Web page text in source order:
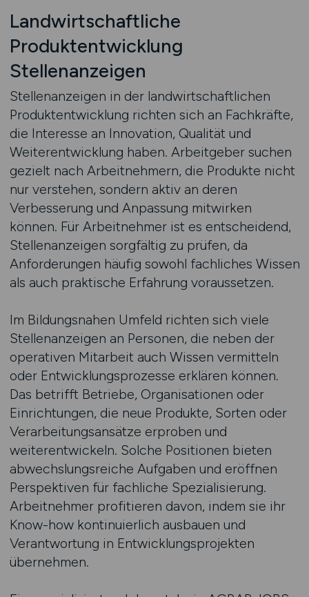
Landwirtschaftliche
Produktentwicklung
Stellenanzeigen
Stellenanzeigen in der landwirtschaftlichen
Produktentwicklung richten sich an Fachkräfte,
die Interesse an Innovation, Qualität und
Weiterentwicklung haben. Arbeitgeber suchen
gezielt nach Arbeitnehmern, die Produkte nicht
nur verstehen, sondern aktiv an deren
Verbesserung und Anpassung mitwirken
können. Für Arbeitnehmer ist es entscheidend,
Stellenanzeigen sorgfältig zu prüfen, da
Anforderungen häufig sowohl fachliches Wissen
als auch praktische Erfahrung voraussetzen.
Im Bildungsnahen Umfeld richten sich viele
Stellenanzeigen an Personen, die neben der
operativen Mitarbeit auch Wissen vermitteln
oder Entwicklungsprozesse erklären können.
Das betrifft Betriebe, Organisationen oder
Einrichtungen, die neue Produkte, Sorten oder
Verarbeitungsansätze erproben und
weiterentwickeln. Solche Positionen bieten
abwechslungsreiche Aufgaben und eröffnen
Perspektiven für fachliche Spezialisierung.
Arbeitnehmer profitieren davon, indem sie ihr
Know-how kontinuierlich ausbauen und
Verantwortung in Entwicklungsprojekten
übernehmen.